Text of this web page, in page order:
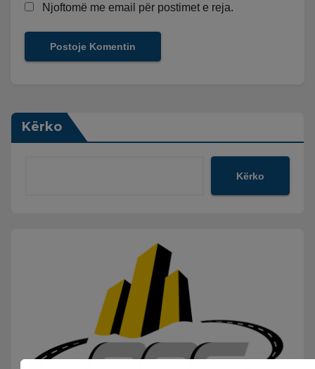
Njoftomë me email për postimet e reja.
Kërko
Kërko